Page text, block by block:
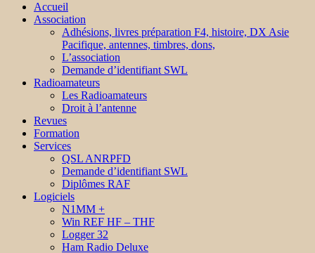
Accueil
Association
Adhésions, livres préparation F4, histoire, DX Asie
Pacifique, antennes, timbres, dons,
L’association
Demande d’identifiant SWL
Radioamateurs
Les Radioamateurs
Droit à l’antenne
Revues
Formation
Services
QSL ANRPFD
Demande d’identifiant SWL
Diplômes RAF
Logiciels
N1MM +
Win REF HF – THF
Logger 32
Ham Radio Deluxe